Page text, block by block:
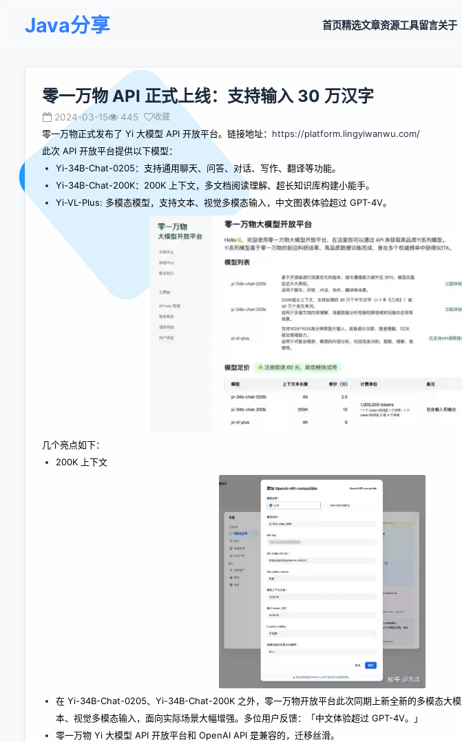
Java分享 首页精选文章资源工具留言关于
零一万物 API 正式上线：支持输入 30 万汉字
2024-03-15 445 收藏
零一万物正式发布了 Yi 大模型 API 开放平台。链接地址： https://platform.lingyiwanwu.com/
此次 API 开放平台提供以下模型：
Yi-34B-Chat-0205：支持通用聊天、问答、对话、写作、翻译等功能。
Yi-34B-Chat-200K：200K 上下文，多文档阅读理解、超长知识库构建小能手。
Yi-VL-Plus: 多模态模型，支持文本、视觉多模态输入，中文图表体验超过 GPT-4V。
几个亮点如下：
200K 上下文
在 Yi-34B-Chat-0205、Yi-34B-Chat-200K 之外，零一万物开放平台此次同期上新全新的多模态大
本、视觉多模态输入，面向实际场景大幅增强。多位用户反馈：「中文体验超过 GPT-4V。」
零一万物 Yi 大模型 API 开放平台和 OpenAI API 是兼容的，迁移丝滑。